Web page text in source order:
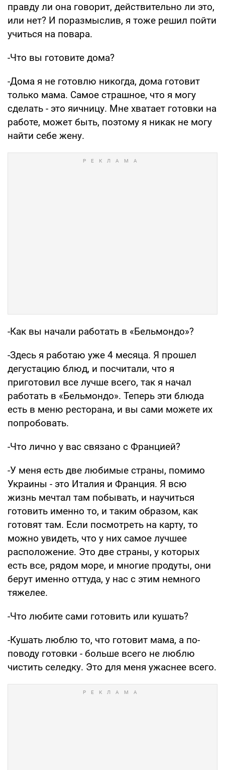
правду ли она говорит, действительно ли это,
или нет? И поразмыслив, я тоже решил пойти
учиться на повара.
-Что вы готовите дома?
-Дома я не готовлю никогда, дома готовит
только мама. Самое страшное, что я могу
сделать - это яичницу. Мне хватает готовки на
работе, может быть, поэтому я никак не могу
найти себе жену.
-Как вы начали работать в «Бельмондо»?
-Здесь я работаю уже 4 месяца. Я прошел
дегустацию блюд, и посчитали, что я
приготовил все лучше всего, так я начал
работать в «Бельмондо». Теперь эти блюда
есть в меню ресторана, и вы сами можете их
попробовать.
-Что лично у вас связано с Францией?
-У меня есть две любимые страны, помимо
Украины - это Италия и Франция. Я всю
жизнь мечтал там побывать, и научиться
готовить именно то, и таким образом, как
готовят там. Если посмотреть на карту, то
можно увидеть, что у них самое лучшее
расположение. Это две страны, у которых
есть все, рядом море, и многие продуты, они
берут именно оттуда, у нас с этим немного
тяжелее.
-Что любите сами готовить или кушать?
-Кушать люблю то, что готовит мама, а по-
поводу готовки - больше всего не люблю
чистить селедку. Это для меня ужаснее всего.